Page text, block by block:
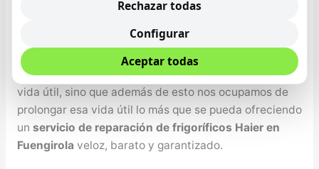
queridos depende primordialmente de la nutrición que
cuente con un frigo que conserve los alimentos de la
mejor forma y el mayor tiempo posible, Haier no solo
se desarrollan altas tecnologías con un periodo de
vida útil, sino que además de esto nos ocupamos de
prolongar esa vida útil lo más que se pueda ofreciendo
un servicio de reparación de frigoríficos Haier en
Fuengirola veloz, barato y garantizado.
Rechazar todas
Configurar
Aceptar todas